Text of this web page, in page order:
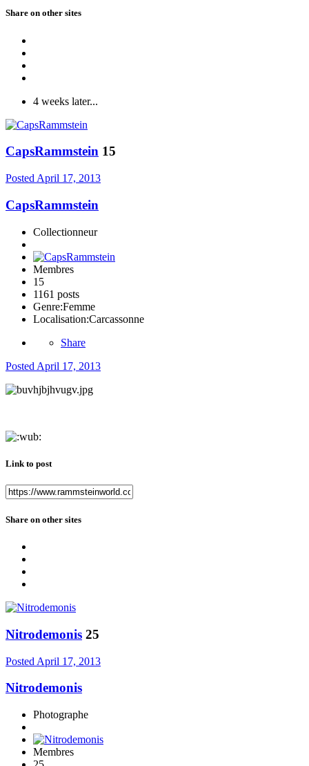
Share on other sites
4 weeks later...
CapsRammstein 15
Posted April 17, 2013
CapsRammstein
Collectionneur
Membres
15
1161 posts
Genre:Femme
Localisation:Carcassonne
Share
Posted April 17, 2013
Link to post
Share on other sites
Nitrodemonis 25
Posted April 17, 2013
Nitrodemonis
Photographe
Membres